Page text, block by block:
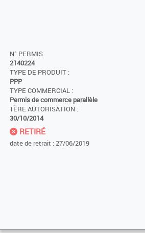
N° PERMIS
2140224
TYPE DE PRODUIT :
PPP
TYPE COMMERCIAL :
Permis de commerce parallèle
1ÈRE AUTORISATION :
30/10/2014
RETIRÉ
date de retrait : 27/06/2019